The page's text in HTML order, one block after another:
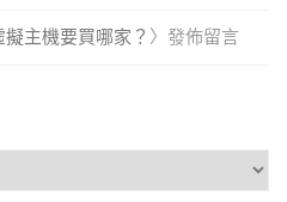
主機要買哪家？ 〉發佈留言